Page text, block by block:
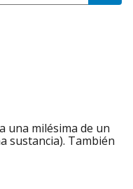
una milésima de un
sustancia). También